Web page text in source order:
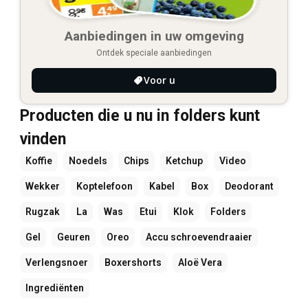
Aanbiedingen in uw omgeving
Ontdek speciale aanbiedingen
Voor u
Producten die u nu in folders kunt
vinden
Koffie Noedels Chips Ketchup Video
Wekker Koptelefoon Kabel Box Deodorant
Rugzak La Was Etui Klok Folders
Gel Geuren Oreo Accu schroevendraaier
Verlengsnoer Boxershorts Aloë Vera
Ingrediënten